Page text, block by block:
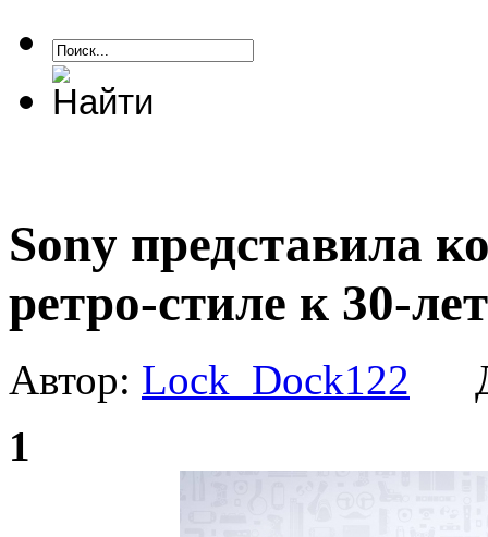
Sony представила
ретро-стиле к 30-
Автор: Lock_Dock122
1